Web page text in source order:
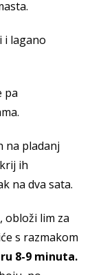
i lagano
pa
na pladanj
ih
na dva sata.
, obloži lim za
s razmakom
8-9 minuta.